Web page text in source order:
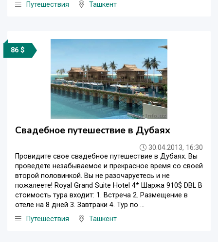
Путешествия
Ташкент
86 $
Свадебное путешествие в Дубаях
30.04.2013, 16:30
Провидите свое свадебное путешествие в Дубаях. Вы
проведете незабываемое и прекрасное время со своей
второй половинкой. Вы не разочаруетесь и не
пожалеете! Royal Grand Suite Hotel 4* Шаржа 910$ DBL В
стоимость тура входит: 1. Встреча 2. Размещение в
отеле на 8 дней 3. Завтраки 4. Тур по ...
Путешествия
Ташкент